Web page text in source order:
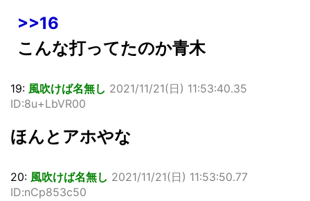
>>16
こんな打ってたのか青木
19: 風吹けば名無し 2021/11/21(日) 11:53:40.35
ID:8u+LbVR00
ほんとアホやな
20: 風吹けば名無し 2021/11/21(日) 11:53:50.77
ID:nCp853c50